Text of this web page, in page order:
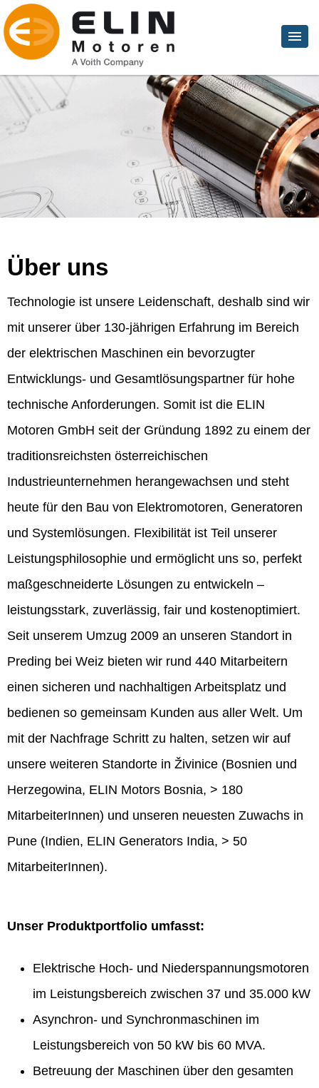
Über uns
Technologie ist unsere Leidenschaft, deshalb sind wir
mit unserer über 130-jährigen Erfahrung im Bereich
der elektrischen Maschinen ein bevorzugter
Entwicklungs- und Gesamtlösungspartner für hohe
technische Anforderungen. Somit ist die ELIN
Motoren GmbH seit der Gründung 1892 zu einem der
traditionsreichsten österreichischen
Industrieunternehmen herangewachsen und steht
heute für den Bau von Elektromotoren, Generatoren
und Systemlösungen. Flexibilität ist Teil unserer
Leistungsphilosophie und ermöglicht uns so, perfekt
maßgeschneiderte Lösungen zu entwickeln –
leistungsstark, zuverlässig, fair und kostenoptimiert.
Seit unserem Umzug 2009 an unseren Standort in
Preding bei Weiz bieten wir rund 440 Mitarbeitern
einen sicheren und nachhaltigen Arbeitsplatz und
bedienen so gemeinsam Kunden aus aller Welt. Um
mit der Nachfrage Schritt zu halten, setzen wir auf
unsere weiteren Standorte in Živinice (Bosnien und
Herzegowina, ELIN Motors Bosnia, > 180
MitarbeiterInnen) und unseren neuesten Zuwachs in
Pune (Indien, ELIN Generators India, > 50
MitarbeiterInnen).
Unser Produktportfolio umfasst:
Elektrische Hoch- und Niederspannungsmotoren
im Leistungsbereich zwischen 37 und 35.000 kW
Asynchron- und Synchronmaschinen im
Leistungsbereich von 50 kW bis 60 MVA.
Betreuung der Maschinen über den gesamten